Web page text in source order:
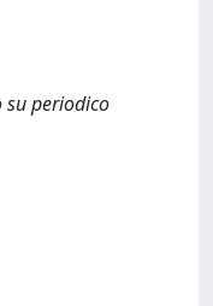
su periodico